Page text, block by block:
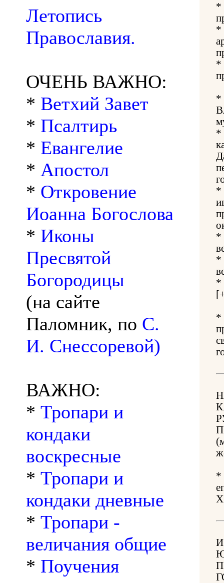
Летопись
Православия.
ОЧЕНЬ ВАЖНО:
* Ветхий Завет
* Псалтирь
* Евангелие
* Апостол
* Откровение
Иоанна Богослова
* Иконы
Пресвятой
Богородицы
(на сайте
Паломник, по С.
И. Снессоревой)
ВАЖНО:
* Тропари и
кондаки
воскресные
* Тропари и
кондаки дневные
* Тропари -
величания общие
* Поучения
*
*
*
*
*
*
*
*
*
*
*